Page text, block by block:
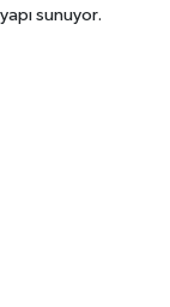
sunuyor.